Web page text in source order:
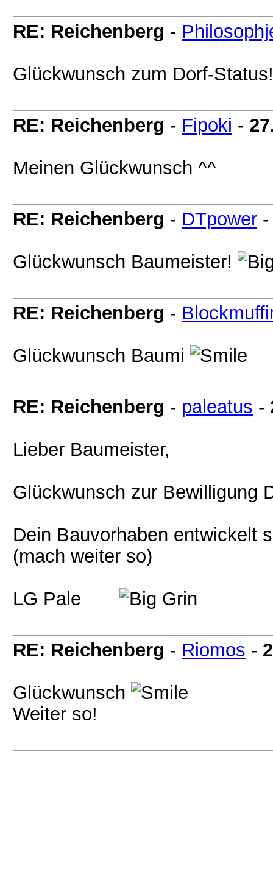
RE: Reichenberg -
Glückwunsch zum Dorf-
RE: Reichenberg - Fipoki -
Meinen Glückwunsch ^^
RE: Reichenberg - DTpower
Glückwunsch Baumeister!
RE: Reichenberg -
Glückwunsch Baumi
RE: Reichenberg - paleatus -
Lieber Baumeister,
Glückwunsch zur Bewilligung
Dein Bauvorhaben entwickelt
(mach weiter so)
LG Pale
RE: Reichenberg - Riomos -
Glückwunsch
Weiter so!